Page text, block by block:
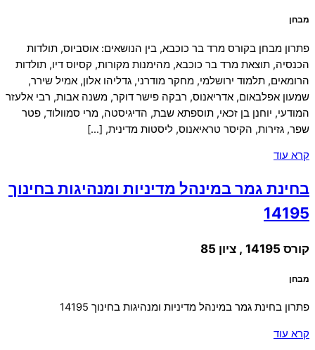
מבחן
פתרון מבחן בקורס מרד בר כוכבא, בין הנושאים: אוסביוס, תולדות
הכנסיה, תוצאת מרד בר כוכבא, מהימנות מקורות, קסיוס דיו, תולדות
הרומאים, תלמוד ירושלמי, מחקר מודרני, גדליהו אלון, אמיל שירר,
שמעון אפלבאום, אדריאנוס, רבקה פישר דוקר, משנה אבות, רבי אלעזר
המודעי, יוחנן בן זכאי, תוספתא שבת, הדיגיסטה, מרי סמוולוד, פטר
שפר, גזירות, הקיסר טראיאנוס, ליסטות מדינית, […]
קרא עוד
בחינת גמר במינהל מדיניות ומנהיגות בחינוך
14195
קורס 14195 , ציון 85
מבחן
פתרון בחינת גמר במינהל מדיניות ומנהיגות בחינוך 14195
קרא עוד